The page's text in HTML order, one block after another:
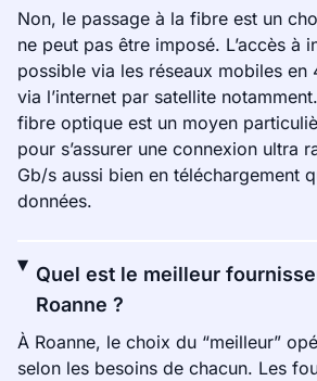
Non, le passage à la fibre est un
ne peut pas être imposé. L’accès à
possible via les réseaux mobiles en
via l’internet par satellite
fibre optique est un moyen
pour s’assurer une connexion ultra
Gb/s aussi bien en téléchargement
données.
Quel est le meilleur
Roanne ?
À Roanne, le choix du “meilleur”
selon les besoins de chacun. Les